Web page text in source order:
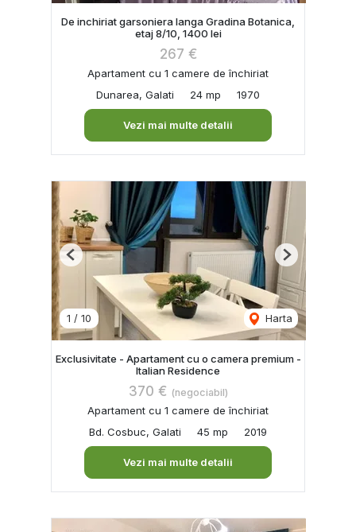
De inchiriat garsoniera langa Gradina Botanica,
etaj 8/10, 1400 lei
267 €
Apartament cu 1 camere de închiriat
Dunarea, Galati
24 mp 1970
Vezi mai multe detalii
1 / 10 Harta
Previous Next
Exclusivitate - Apartament cu o camera premium -
Italian Residence
370 € (negociabil)
Apartament cu 1 camere de închiriat
Bd. Cosbuc, Galati
45 mp 2019
Vezi mai multe detalii